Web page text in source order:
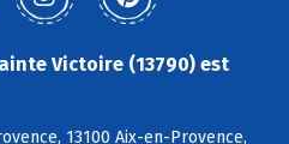
Victoire (13790) est
13100 Aix-en-Provence,